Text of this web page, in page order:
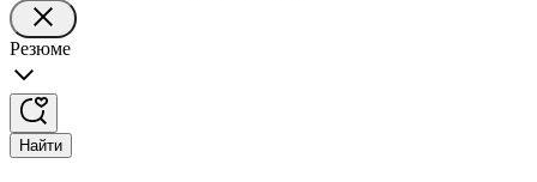
Резюме
Найти